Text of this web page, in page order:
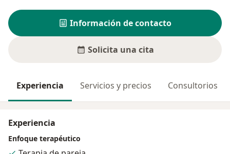
Información de contacto
Solicita una cita
Experiencia Servicios y precios Consultorios
Experiencia
Enfoque terapéutico